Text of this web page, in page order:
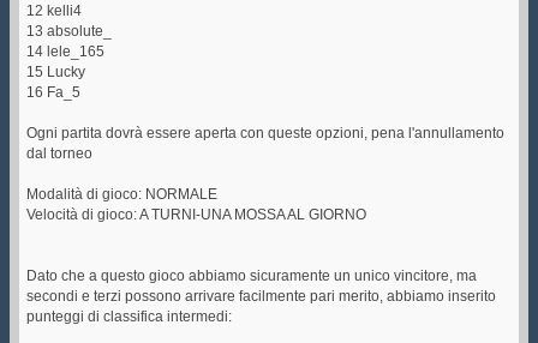
12 kelli4
13 absolute_
14 lele_165
15 Lucky
16 Fa_5
Ogni partita dovrà essere aperta con queste opzioni, pena l'annullamento
dal torneo
Modalità di gioco: NORMALE
Velocità di gioco: A TURNI-UNA MOSSA AL GIORNO
Dato che a questo gioco abbiamo sicuramente un unico vincitore, ma
secondi e terzi possono arrivare facilmente pari merito, abbiamo inserito
punteggi di classifica intermedi: